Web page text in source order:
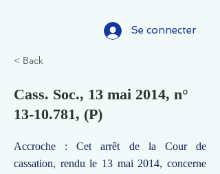
Se connecter
< Back
Cass. Soc., 13 mai 2014, n°
13-10.781, (P)
Accroche : Cet arrêt de la Cour de
cassation, rendu le 13 mai 2014, concerne